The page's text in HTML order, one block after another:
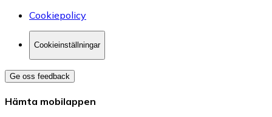
Cookiepolicy
Cookieinställningar
Ge oss feedback
Hämta mobilappen